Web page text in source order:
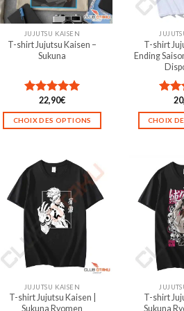
choisies
sur
la
page
JUJUTSU KAISEN
T-shirt Jujutsu Kaisen –
Sukuna
Note5.00
sur 5
22,90€
CHOIX DES OPTIONS
a
plusieurs
variations.
Les
options
la
page
T-shirt
Ending
Note
sur 5
CHOIX
JUJUTSU KAISEN
T-shirt Jujutsu Kaisen |
Sukuna Ryomen
T-shirt
Sukuna